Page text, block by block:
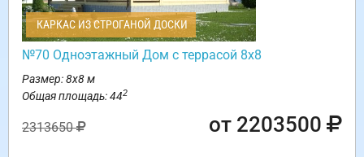
КАРКАС ИЗ СТРОГАНОЙ ДОСКИ
№70 Одноэтажный Дом с террасой 8х8
Размер: 8х8 м
Общая площадь: 442
2313650 от 2203500